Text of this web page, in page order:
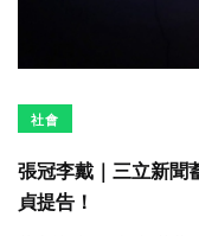
社會
張冠李戴｜三立新聞
貞提告！